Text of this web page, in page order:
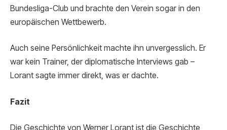
Bundesliga-Club und brachte den Verein sogar in den
europäischen Wettbewerb.
Auch seine Persönlichkeit machte ihn unvergesslich. Er
war kein Trainer, der diplomatische Interviews gab –
Lorant sagte immer direkt, was er dachte.
Fazit
Die Geschichte von Werner Lorant ist die Geschichte